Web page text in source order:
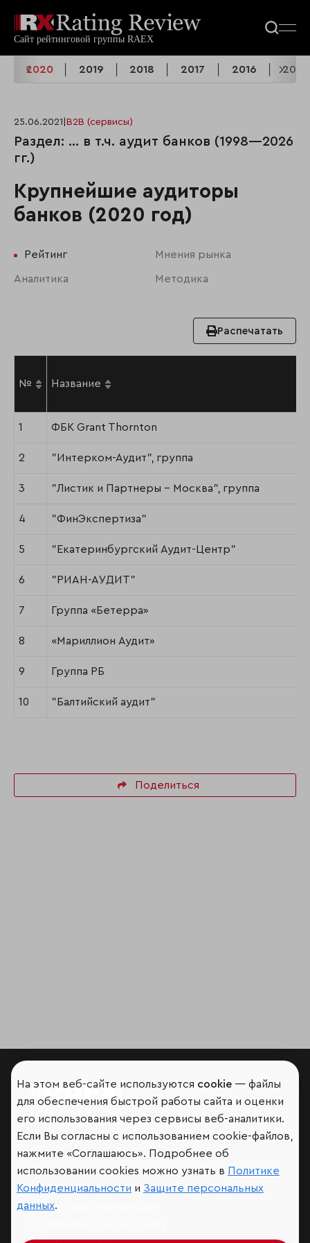
2020 2019 2018 2017 2016 2015
25.06.2021 B2B (сервисы)
Раздел: ... в т.ч. аудит банков (1998—2026
гг.)
Крупнейшие аудиторы
банков (2020 год)
Рейтинг Мнения рынка
Аналитика Методика
Распечатать
№ Название
1 ФБК Grant Thornton
2 "Интерком-Аудит", группа
3 "Листик и Партнеры - Москва", группа
4 "ФинЭкспертиза"
5 "Екатеринбургский Аудит-Центр"
6 "РИАН-АУДИТ"
7 Группа «Бетерра»
8 «Мариллион Аудит»
9 Группа РБ
10 "Балтийский аудит"
Поделиться
Мир сквозь призму рейтингов
Аналитика
Контактная информация
Обратная связь
На этом веб-сайте используются cookie — файлы
для обеспечения быстрой работы сайта и оценки
его использования через сервисы веб-аналитики.
Если Вы согласны с использованием cookie-файлов,
нажмите «Соглашаюсь». Подробнее об
использовании cookies можно узнать в Политике
Конфиденциальности и Защите персональных
данных.